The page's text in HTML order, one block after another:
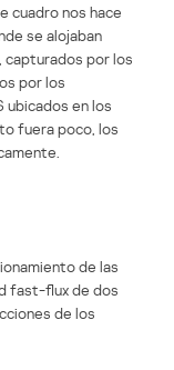
cuadro nos hace
se alojaban
capturados por los
por los
ubicados en los
fuera poco, los
de las
fast-flux de dos
de los